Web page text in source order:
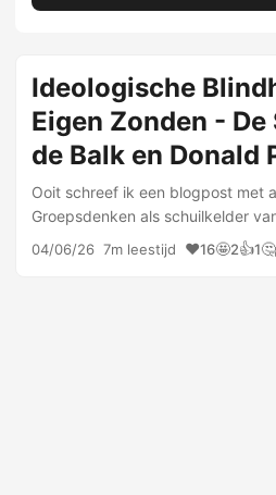
Ideologische
Eigen Zonden -
de Balk en Donald
Ooit schreef ik een blogpost met
Groepsdenken als schuilkelder
gaf ik aan dat wij mensen steeds
groepen zodat we de persoon in
04/06/26 7m leestijd ❤️16🤩2👍1🤔